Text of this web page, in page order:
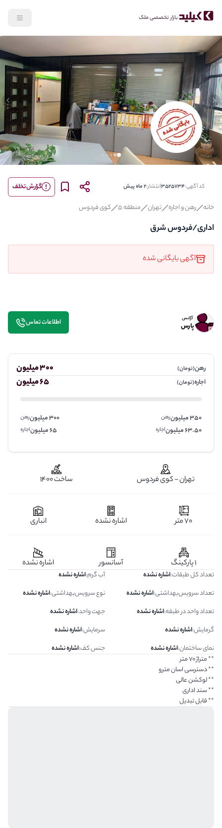
بازار تخصصی ملک
Previous slide
خانه رهن و اجاره تهران منطقه 5 کوی فردوس
کد آگهی:3525734انتشار:2 ماه پیش
آگهی بایگانی شده
اداری/فردوس شرق
گزارش تخلف
رهن(تومان) 300 میلیون
اجاره(تومان) 65 میلیون
300 میلیون رهن 350 میلیون رهن
65 میلیون اجاره 63.50 میلیون اجاره
آژانس
پارس اطلاعات تماس
تهران - کوی فردوس ساخت 1400
70 متر اشاره نشده انباری
1 پارکینگ آسانسور اشاره نشده
تعداد کل طبقات:اشاره نشده آب گرم:اشاره نشده
تعداد سرویس‌بهداشتی:اشاره نشده نوع سرویس‌بهداشتی:اشاره نشده
تعداد واحد در طبقه:اشاره نشده جهت واحد:اشاره نشده
گرمایش:اشاره نشده سرمایش:اشاره نشده
نمای ساختمان:اشاره نشده جنس کف:اشاره نشده
** متراژ 70 متر
** دسترسی اسان مترو
** لوکشن عالی
** سند اداری
** قابل تبدیل